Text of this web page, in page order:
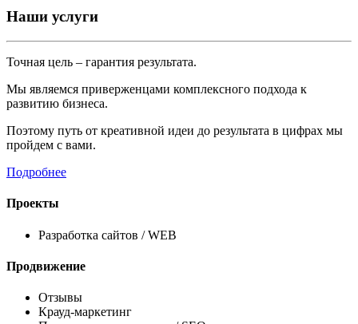
Наши услуги
Точная цель – гарантия результата.
Мы являемся приверженцами комплексного подхода к
развитию бизнеса.
Поэтому путь от креативной идеи до результата в цифрах мы
пройдем с вами.
Подробнее
Проекты
Разработка сайтов / WEB
Продвижение
Отзывы
Крауд-маркетинг